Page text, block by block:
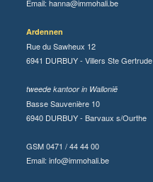
Email: hanna@immohali.be
Ardennen
Rue du Sawheux 12
6941 DURBUY - Villers Ste Gertrude
tweede kantoor in Wallonië
Basse Sauvenière 10
6940 DURBUY - Barvaux s/Ourthe
GSM 0471 / 44 44 00
Email: info@immohali.be